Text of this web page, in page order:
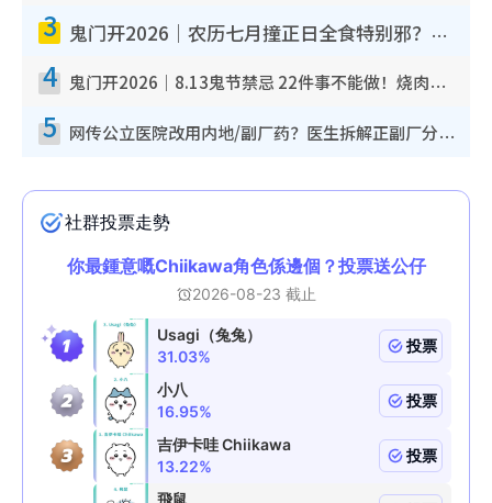
3 鬼门开2026｜农历七月撞正日全食特别邪？专家警告切忌做一事！揭4大禁忌+2招保平安
4 鬼门开2026｜8.13鬼节禁忌 22件事不能做！烧肉、刺身要少食？半夜勿吹口哨/打给个电话
5 网传公立医院改用内地/副厂药？医生拆解正副厂分别，揭4类人换药随时出事